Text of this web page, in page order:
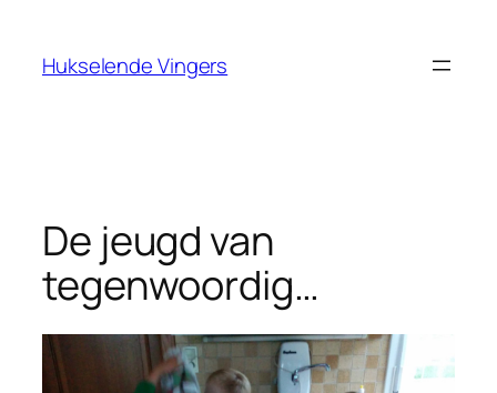
Hukselende Vingers
De jeugd van
tegenwoordig…